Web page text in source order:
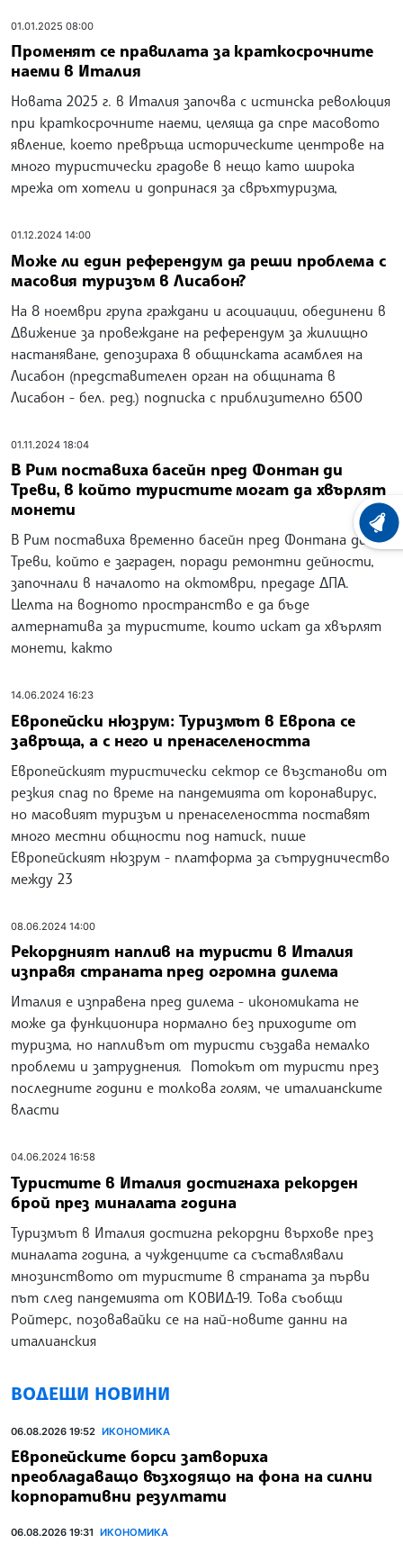
01.01.2025 08:00
Променят се правилата за краткосрочните
наеми в Италия
Новата 2025 г. в Италия започва с истинска революция
при краткосрочните наеми, целяща да спре масовото
явление, което превръща историческите центрове на
много туристически градове в нещо като широка
мрежа от хотели и допринася за свръхтуризма,
01.12.2024 14:00
Може ли един референдум да реши проблема с
масовия туризъм в Лисабон?
На 8 ноември група граждани и асоциации, обединени в
Движение за провеждане на референдум за жилищно
настаняване, депозираха в общинската асамблея на
Лисабон (представителен орган на общината в
Лисабон - бел. ред.) подписка с приблизително 6500
01.11.2024 18:04
В Рим поставиха басейн пред Фонтан ди
Треви, в който туристите могат да хвърлят
монети
В Рим поставиха временно басейн пред Фонтана ди
Треви, който е заграден, поради ремонтни дейности,
започнали в началото на октомври, предаде ДПА.
Целта на водното пространство е да бъде
алтернатива за туристите, които искат да хвърлят
монети, както
14.06.2024 16:23
Европейски нюзрум: Туризмът в Европа се
завръща, а с него и пренаселеността
Европейският туристически сектор се възстанови от
резкия спад по време на пандемията от коронавирус,
но масовият туризъм и пренаселеността поставят
много местни общности под натиск, пише
Европейският нюзрум - платформа за сътрудничество
между 23
08.06.2024 14:00
Рекордният наплив на туристи в Италия
изправя страната пред огромна дилема
Италия е изправена пред дилема - икономиката не
може да функционира нормално без приходите от
туризма, но напливът от туристи създава немалко
проблеми и затруднения. Потокът от туристи през
последните години е толкова голям, че италианските
власти
04.06.2024 16:58
Туристите в Италия достигнаха рекорден
брой през миналата година
Туризмът в Италия достигна рекордни върхове през
миналата година, а чужденците са съставлявали
мнозинството от туристите в страната за първи
път след пандемията от КОВИД-19. Това съобщи
Ройтерс, позовавайки се на най-новите данни на
италианския
ВОДЕЩИ НОВИНИ
06.08.2026 19:52 ИКОНОМИКА
Европейските борси затвориха
преобладаващо възходящо на фона на силни
корпоративни резултати
06.08.2026 19:31 ИКОНОМИКА